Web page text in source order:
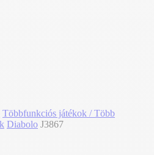
Többfunkciós játékok / Több
Diabolo J3867